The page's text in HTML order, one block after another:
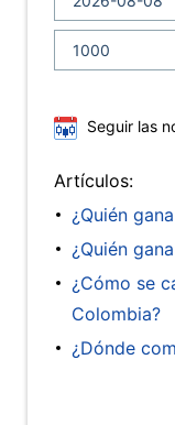
Seguir las
Artículos:
¿Quién
¿Quién
¿Cómo se
Colombia?
¿Dónde